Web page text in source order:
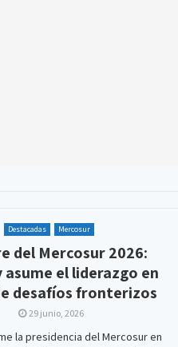
Destacadas Mercosur
del Mercosur 2026:
asume el liderazgo en
desafíos fronterizos
29 junio, 2026
la presidencia del Mercosur en